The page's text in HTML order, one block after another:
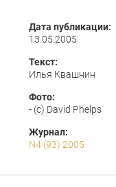
Дата публикации:
13.05.2005
Текст:
Илья Квашнин
Фото:
- (c) David Phelps
Журнал:
N4 (93) 2005